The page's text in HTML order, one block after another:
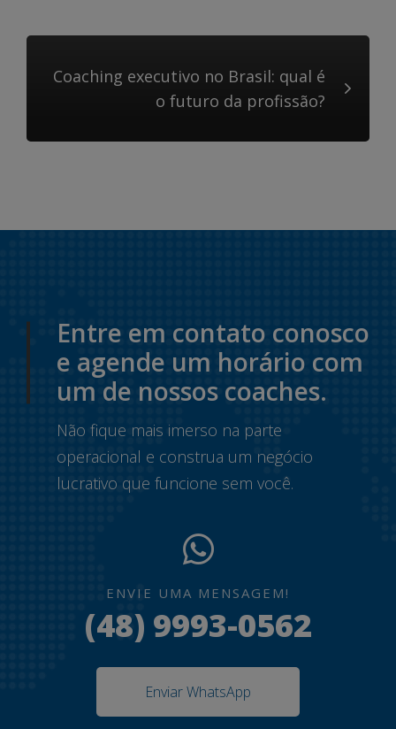
Coaching executivo no Brasil: qual é
o futuro da profissão?
Entre em contato conosco
e agende um horário com
um de nossos coaches.
Não fique mais imerso na parte
operacional e construa um negócio
lucrativo que funcione sem você.
ENVIE UMA MENSAGEM!
(48) 9993-0562
Enviar WhatsApp